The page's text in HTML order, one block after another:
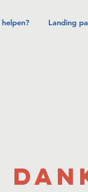
Landing